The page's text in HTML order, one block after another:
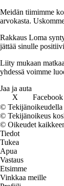
Meidän tiimimme
arvokasta.
Rakkaus Loma
jättää sinulle
Liity mukaan
yhdessä voimme
Jaa ja auta
X
Facebook
© Tekijänoikeudella
© Tekijänoikeus
© Oikeudet
Tiedot
Tukea
Apua
Vastaus
Etsimme
Vinkkaa meille